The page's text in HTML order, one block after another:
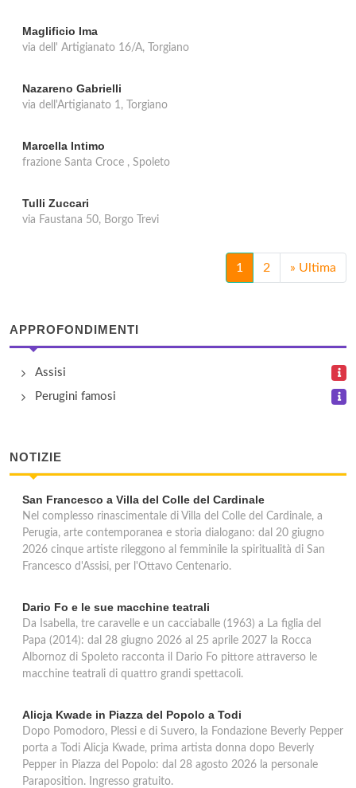
Maglificio Ima
via dell' Artigianato 16/A, Torgiano
Nazareno Gabrielli
via dell'Artigianato 1, Torgiano
Marcella Intimo
frazione Santa Croce , Spoleto
Tulli Zuccari
via Faustana 50, Borgo Trevi
1 2 » Ultima
APPROFONDIMENTI
Assisi
Perugini famosi
NOTIZIE
San Francesco a Villa del Colle del Cardinale
Nel complesso rinascimentale di Villa del Colle del Cardinale, a
Perugia, arte contemporanea e storia dialogano: dal 20 giugno
2026 cinque artiste rileggono al femminile la spiritualità di San
Francesco d'Assisi, per l'Ottavo Centenario.
Dario Fo e le sue macchine teatrali
Da Isabella, tre caravelle e un cacciaballe (1963) a La figlia del
Papa (2014): dal 28 giugno 2026 al 25 aprile 2027 la Rocca
Albornoz di Spoleto racconta il Dario Fo pittore attraverso le
macchine teatrali di quattro grandi spettacoli.
Alicja Kwade in Piazza del Popolo a Todi
Dopo Pomodoro, Plessi e di Suvero, la Fondazione Beverly Pepper
porta a Todi Alicja Kwade, prima artista donna dopo Beverly
Pepper in Piazza del Popolo: dal 28 agosto 2026 la personale
Paraposition. Ingresso gratuito.